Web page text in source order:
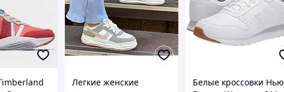
Легкие женские
Белые кроссовки Нью